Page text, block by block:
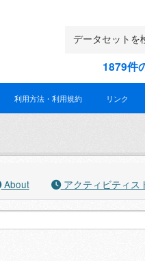
1879件
利用方法・利用規約 リンク
About アクティビティス